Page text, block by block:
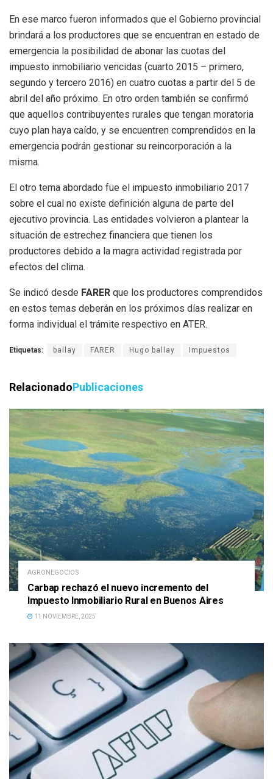
En ese marco fueron informados que el Gobierno provincial
brindará a los productores que se encuentran en estado de
emergencia la posibilidad de abonar las cuotas del
impuesto inmobiliario vencidas (cuarto 2015 – primero,
segundo y tercero 2016) en cuatro cuotas a partir del 5 de
abril del año próximo. En otro orden también se confirmó
que aquellos contribuyentes rurales que tengan moratoria
cuyo plan haya caído, y se encuentren comprendidos en la
emergencia podrán gestionar su reincorporación a la
misma.
El otro tema abordado fue el impuesto inmobiliario 2017
sobre el cual no existe definición alguna de parte del
ejecutivo provincia. Las entidades volvieron a plantear la
situación de estrechez financiera que tienen los
productores debido a la magra actividad registrada por
efectos del clima.
Se indicó desde FARER que los productores comprendidos
en estos temas deberán en los próximos días realizar en
forma individual el trámite respectivo en ATER.
Etiquetas: ballay FARER Hugo ballay Impuestos
RelacionadoPublicaciones
AGRONEGOCIOS
Carbap rechazó el nuevo incremento del
Impuesto Inmobiliario Rural en Buenos Aires
11 NOVIEMBRE, 2025